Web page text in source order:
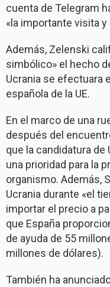
cuenta de Telegram
«la importante visita y
Además, Zelenski
simbólico» el hecho
Ucrania se efectuara
española de la UE.
En el marco de una
después del
que la candidatura de
una prioridad para la
organismo. Además,
Ucrania durante «el
importar el precio a
que España
de ayuda de 55
millones de dólares).
También ha